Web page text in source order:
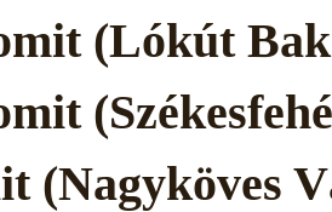
(Lókút
(Nagyköves